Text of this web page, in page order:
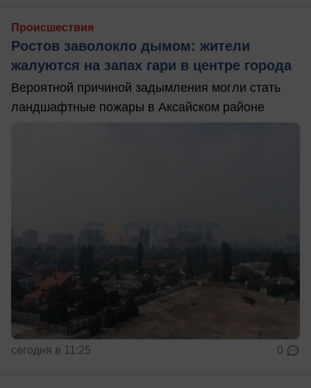
Происшествия
Ростов заволокло дымом: жители
жалуются на запах гари в центре города
Вероятной причиной задымления могли стать
ландшафтные пожары в Аксайском районе
сегодня в 11:25 0